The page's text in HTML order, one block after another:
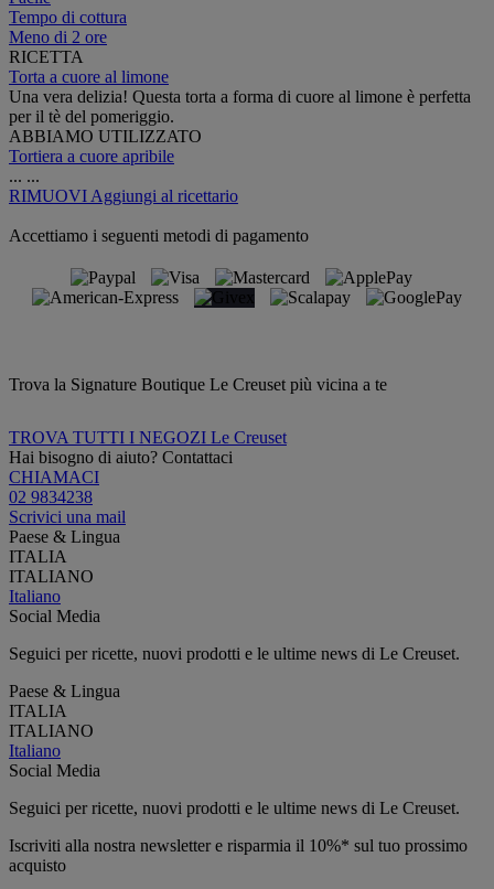
Tempo di cottura
Meno di 2 ore
RICETTA
Torta a cuore al limone
Una vera delizia! Questa torta a forma di cuore al limone è perfetta
per il tè del pomeriggio.
ABBIAMO UTILIZZATO
Tortiera a cuore apribile
... ...
RIMUOVI Aggiungi al ricettario
Accettiamo i seguenti metodi di pagamento
Trova la Signature Boutique Le Creuset più vicina a te
TROVA TUTTI I NEGOZI Le Creuset
Hai bisogno di aiuto? Contattaci
CHIAMACI
02 9834238
Scrivici una mail
Paese & Lingua
ITALIA
ITALIANO
Italiano
Social Media
Seguici per ricette, nuovi prodotti e le ultime news di Le Creuset.
Paese & Lingua
ITALIA
ITALIANO
Italiano
Social Media
Seguici per ricette, nuovi prodotti e le ultime news di Le Creuset.
Iscriviti alla nostra newsletter e risparmia il 10%* sul tuo prossimo
acquisto